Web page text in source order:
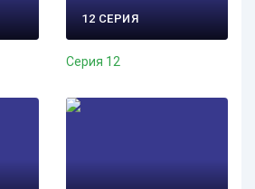
12 СЕРИЯ
Серия 12